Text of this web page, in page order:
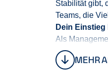
MEHR
Stabilität gibt,
Teams, die
Dein Einstieg
Als
(m_w_d)